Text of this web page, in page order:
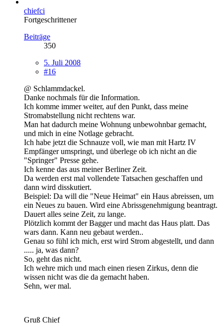
chiefci
Fortgeschrittener
Beiträge
350
5. Juli 2008
#16
@ Schlammdackel.
Danke nochmals für die Information.
Ich komme immer weiter, auf den Punkt, dass meine
Stromabstellung nicht rechtens war.
Man hat dadurch meine Wohnung unbewohnbar gemacht,
und mich in eine Notlage gebracht.
Ich habe jetzt die Schnauze voll, wie man mit Hartz IV
Empfänger umspringt, und überlege ob ich nicht an die
"Springer" Presse gehe.
Ich kenne das aus meiner Berliner Zeit.
Da werden erst mal vollendete Tatsachen geschaffen und
dann wird disskutiert.
Beispiel: Da will die "Neue Heimat" ein Haus abreissen, um
ein Neues zu bauen. Wird eine Abrissgenehmigung beantragt.
Dauert alles seine Zeit, zu lange.
Plötzlich kommt der Bagger und macht das Haus platt. Das
wars dann. Kann neu gebaut werden..
Genau so fühl ich mich, erst wird Strom abgestellt, und dann
..... ja, was dann?
So, geht das nicht.
Ich wehre mich und mach einen riesen Zirkus, denn die
wissen nicht was die da gemacht haben.
Sehn, wer mal.
Gruß Chief